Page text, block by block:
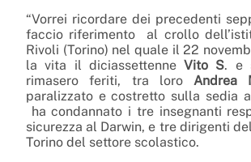
“Vorrei ricordare dei precedenti
faccio riferimento al crollo
Rivoli (Torino) nel quale il 22
la vita il diciassettenne Vito S. e
rimasero feriti, tra loroAndrea
paralizzato e costretto sulla sedia
ha condannato i tre insegnanti
sicurezza al Darwin, e tre dirigenti
Torino del settore scolastico.